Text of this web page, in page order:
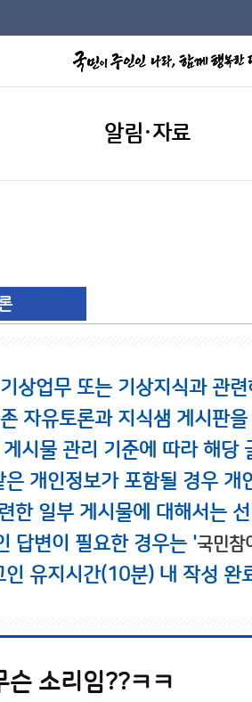
알림·자료
상업무 또는 기상지식과 관
자유토론과 지식샘 게시판
시물 관리 기준에 따라 해당
개인정보가 포함될 경우
한 일부 게시물에 대해서는
답변이 필요한 경우는 '국민참
인 유지시간(10분) 내 작성 완
소리임??ㅋㅋ